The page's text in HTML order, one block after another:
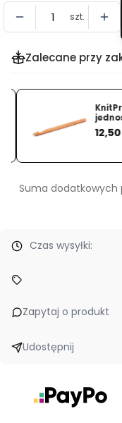
szt.
Zalecane przy
12,50
Suma dodatkowych
Czas wysyłki:
Zapytaj o produkt
Udostępnij